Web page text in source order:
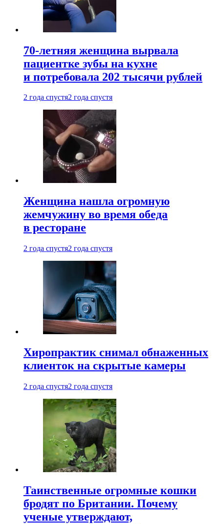
70-летняя женщина вырвала
пациентке зубы на кухне
и потребовала 202 тысячи рублей
2 года спустя2 года спустя
Женщина нашла огромную
жемчужину во время обеда
в ресторане
2 года спустя2 года спустя
Хиропрактик снимал обнаженных
клиенток на скрытые камеры
2 года спустя2 года спустя
Таинственные огромные кошки
бродят по Британии. Почему
ученые утверждают,